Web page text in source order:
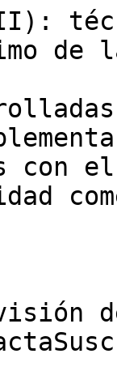
de
con